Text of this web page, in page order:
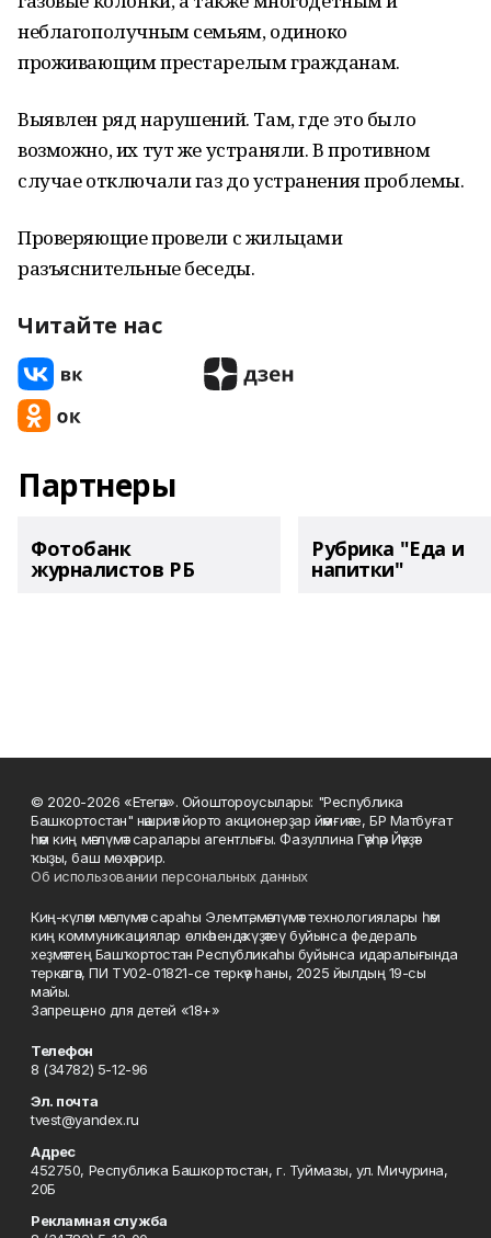
неблагополучным семьям, одиноко
проживающим престарелым гражданам.
Выявлен ряд нарушений. Там, где это было
возможно, их тут же устраняли. В противном
случае отключали газ до устранения проблемы.
Проверяющие провели с жильцами
разъяснительные беседы.
Читайте нас
Партнеры
Фотобанк
журналистов РБ
Рубрика "Еда и
напитки"
© 2020-2026 «Етегән». Ойоштороусылары: "Республика
Башкортостан" нәшриәт йорто акционерҙар йәмғиәте, БР Матбуғат
һәм киң мәғлүмәт саралары агентлығы. Фазуллина Гәүһәр Йәүҙәт
ҡыҙы, баш мөхәррир.
Об использовании персональных данных
Киң-күләм мәғлүмәт сараһы Элемтә, мәғлүмәт технологиялары һәм
киң коммуникациялар өлкәһендә күҙәтеү буйынса федераль
хеҙмәттең Башҡортостан Республикаһы буйынса идаралығында
теркәлгән, ПИ ТУ02-01821-се теркәү һаны, 2025 йылдың 19-сы
майы.
Запрещено для детей «18+»
Телефон
8 (34782) 5-12-96
Эл. почта
tvest@yandex.ru
Адрес
452750, Республика Башкортостан, г. Туймазы, ул. Мичурина,
20Б
Рекламная служба